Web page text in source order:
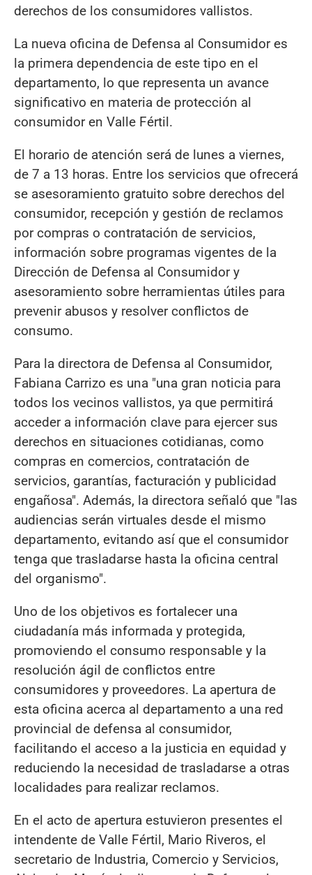
derechos de los consumidores vallistos.
La nueva oficina de Defensa al Consumidor es
la primera dependencia de este tipo en el
departamento, lo que representa un avance
significativo en materia de protección al
consumidor en Valle Fértil.
El horario de atención será de lunes a viernes,
de 7 a 13 horas. Entre los servicios que ofrecerá
se asesoramiento gratuito sobre derechos del
consumidor, recepción y gestión de reclamos
por compras o contratación de servicios,
información sobre programas vigentes de la
Dirección de Defensa al Consumidor y
asesoramiento sobre herramientas útiles para
prevenir abusos y resolver conflictos de
consumo.
Para la directora de Defensa al Consumidor,
Fabiana Carrizo es una "una gran noticia para
todos los vecinos vallistos, ya que permitirá
acceder a información clave para ejercer sus
derechos en situaciones cotidianas, como
compras en comercios, contratación de
servicios, garantías, facturación y publicidad
engañosa". Además, la directora señaló que "las
audiencias serán virtuales desde el mismo
departamento, evitando así que el consumidor
tenga que trasladarse hasta la oficina central
del organismo".
Uno de los objetivos es fortalecer una
ciudadanía más informada y protegida,
promoviendo el consumo responsable y la
resolución ágil de conflictos entre
consumidores y proveedores. La apertura de
esta oficina acerca al departamento a una red
provincial de defensa al consumidor,
facilitando el acceso a la justicia en equidad y
reduciendo la necesidad de trasladarse a otras
localidades para realizar reclamos.
En el acto de apertura estuvieron presentes el
intendente de Valle Fértil, Mario Riveros, el
secretario de Industria, Comercio y Servicios,